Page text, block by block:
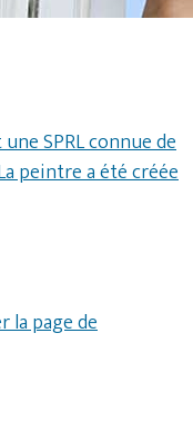
SPRL connue de
peintre a été créée
la page de